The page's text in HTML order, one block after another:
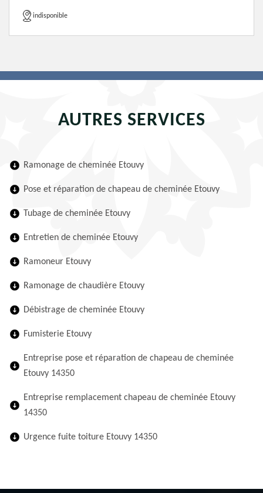
indisponible
AUTRES SERVICES
Ramonage de cheminée Etouvy
Pose et réparation de chapeau de cheminée Etouvy
Tubage de cheminée Etouvy
Entretien de cheminée Etouvy
Ramoneur Etouvy
Ramonage de chaudière Etouvy
Débistrage de cheminée Etouvy
Fumisterie Etouvy
Entreprise pose et réparation de chapeau de cheminée
Etouvy 14350
Entreprise remplacement chapeau de cheminée Etouvy
14350
Urgence fuite toiture Etouvy 14350